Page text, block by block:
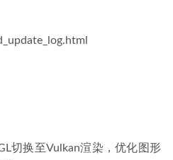
切换至Vulkan渲染，优化图形